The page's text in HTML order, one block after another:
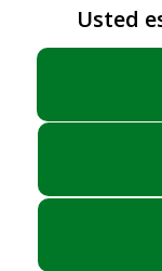
Usted